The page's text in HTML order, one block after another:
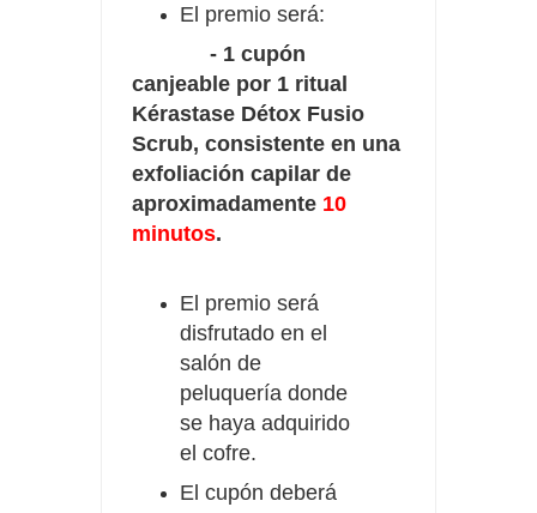
El premio será:
- 1 cupón
canjeable por 1 ritual
Kérastase Détox Fusio
Scrub, consistente en una
exfoliación capilar de
aproximadamente 10
minutos.
El premio será
disfrutado en el
salón de
peluquería donde
se haya adquirido
el cofre.
El cupón deberá